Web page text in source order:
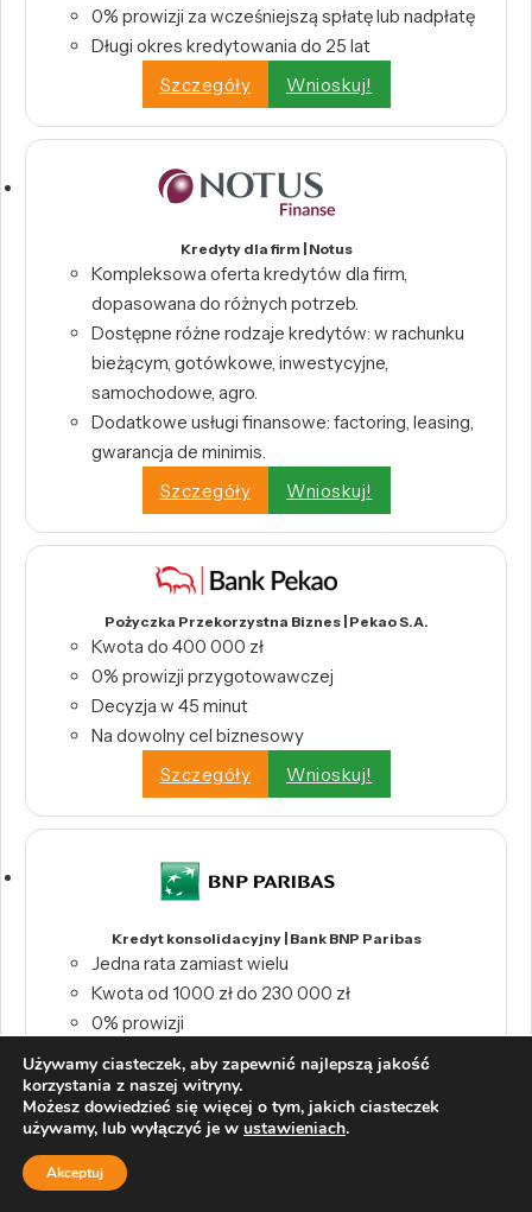
0% prowizji za wcześniejszą spłatę lub nadpłatę
Długi okres kredytowania do 25 lat
Szczegóły
Wnioskuj!
Kredyty dla firm | Notus
Kompleksowa oferta kredytów dla firm,
dopasowana do różnych potrzeb.
Dostępne różne rodzaje kredytów: w rachunku
bieżącym, gotówkowe, inwestycyjne,
samochodowe, agro.
Dodatkowe usługi finansowe: factoring, leasing,
gwarancja de minimis.
Szczegóły
Wnioskuj!
Pożyczka Przekorzystna Biznes | Pekao S.A.
Kwota do 400 000 zł
0% prowizji przygotowawczej
Decyzja w 45 minut
Na dowolny cel biznesowy
Szczegóły
Wnioskuj!
Kredyt konsolidacyjny | Bank BNP Paribas
Jedna rata zamiast wielu
Kwota od 1000 zł do 230 000 zł
0% prowizji
Szczegóły
Wnioskuj!
Używamy ciasteczek, aby zapewnić najlepszą jakość
korzystania z naszej witryny.
Możesz dowiedzieć się więcej o tym, jakich ciasteczek
używamy, lub wyłączyć je w ustawieniach.
Akceptuj